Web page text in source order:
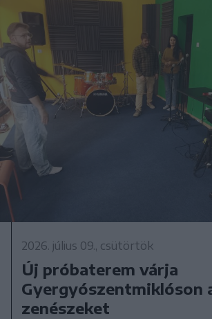
2026. július 09., csütörtök
Új próbaterem várja
Gyergyószentmiklóson
zenészeket